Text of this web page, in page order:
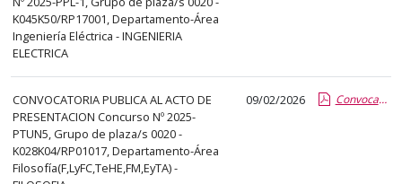
primera
columna
el
título
del
anuncio,
en
la
K045K50/RP17001, Departamento-Área
Ingeniería Eléctrica - INGENIERIA
ELECTRICA
CONVOCATORIA PUBLICA AL ACTO DE
PRESENTACION Concurso Nº 2025-
PTUN5, Grupo de plaza/s 0020 -
K028K04/RP01017, Departamento-Área
Filosofía(F,LyFC,TeHE,FM,EyTA) -
09/02/2026 Convocatoria a los aspirantes